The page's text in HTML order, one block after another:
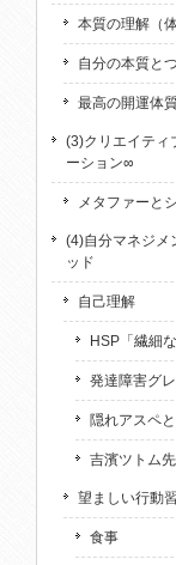
本質の理解（
自分の本質と
最高の開運体
(3)クリエイティ
ーション∞
メタファーと
(4)自分マネジメ
ッド
自己理解
HSP「繊細な
発達障害グ
隠れアスペ
吉濱ツトム
望ましい行動
食事